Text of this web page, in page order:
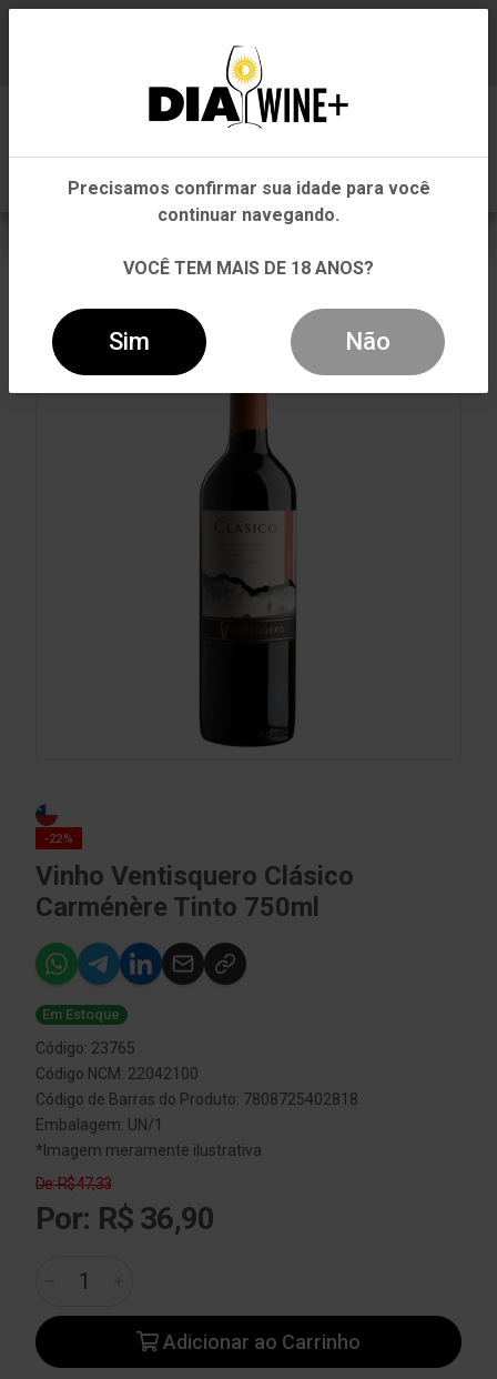
VINHO VENTISQUERO CLÁSICO CARMÉNÈRE TINTO
-22%
Vinho Ventisquero Clásico
Carménère Tinto 750ml
Em Estoque
Código: 23765
Código NCM: 22042100
Código de Barras do Produto: 7808725402818
Embalagem: UN/1
*Imagem meramente ilustrativa
De: R$ 47,33
Por: R$ 36,90
Adicionar ao Carrinho
Em que Estado você está?
Pernambuco
Outros Estados
Precisamos confirmar sua idade para você
continuar navegando.
VOCÊ TEM MAIS DE 18 ANOS?
Sim Não